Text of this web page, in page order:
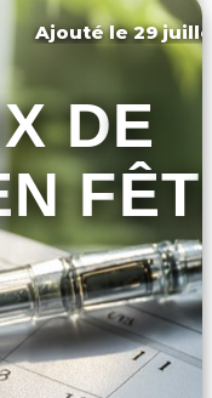
Ajouté le 29
DE